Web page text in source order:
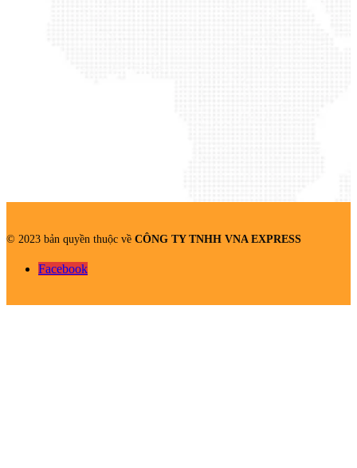
© 2023 bản quyền thuộc về CÔNG TY TNHH VNA EXPRESS
Facebook